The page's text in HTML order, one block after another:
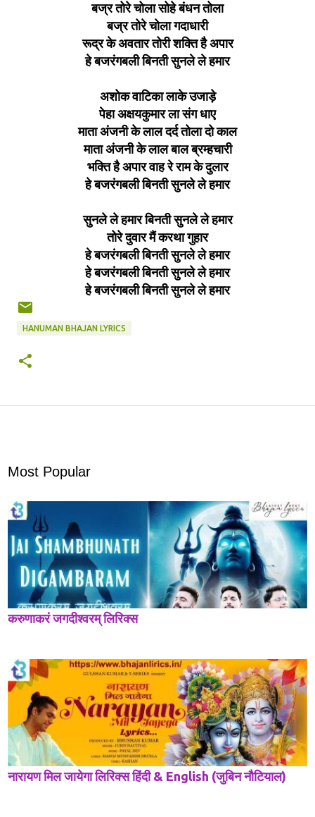
बज्र तोरे चोला सोहे बंधन तोला
बज्र तोरे चोला गदाधारी
रूद्र के अवतार तोरी शक्ति है अपार
हे बजरंगबली बिनती सुनले ले हमार
अशोक वाटिका लाके उजाड़े
पेहा अक्षयकुमार ला संग धाए
माता अंजनी के लाल दर्द तोला दो काल
माता अंजनी के लाल बाल ब्रम्हचारी
भक्ति है अपार वाह रे राम के दुलार
हे बजरंगबली बिनती सुनले ले हमार
सुनले ले हमार बिनती सुनले ले हमार
तोरे दुवार मैं करथा गुहार
हे बजरंगबली बिनती सुनले ले हमार
हे बजरंगबली बिनती सुनले ले हमार
हे बजरंगबली बिनती सुनले ले हमार
HANUMAN BHAJAN LYRICS
Most Popular
करुणाकरं जगदीश्वरम् लिरिक्स
नारायण मिल जायेगा लिरिक्स हिंदी & English (जुबिन नौटियाल)